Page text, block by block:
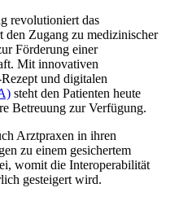
revolutioniert das
den Zugang zu medizinischer
Förderung einer
Mit innovativen
und digitalen
steht den Patienten heute
Betreuung zur Verfügung.
Arztpraxen in ihren
zu einem gesichertem
womit die Interoperabilität
gesteigert wird.